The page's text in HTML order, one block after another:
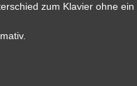
zum Klavier ohne